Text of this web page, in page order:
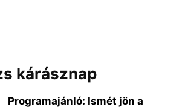
kárásznap
Programajánló: Ismét jön a